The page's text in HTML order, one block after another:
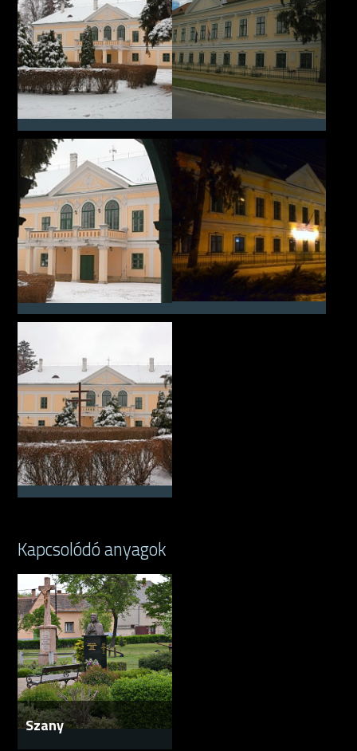
Kapcsolódó anyagok
Szany